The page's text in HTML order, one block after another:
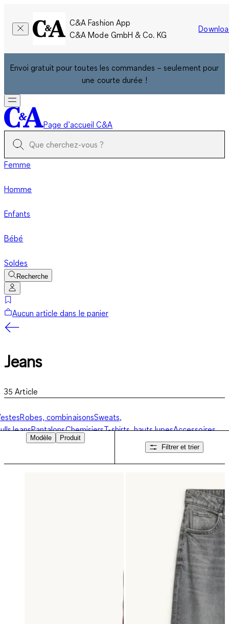
C&A Fashion App
C&A Mode GmbH & Co. KG
Envoi gratuit pour toutes les commandes – seulement pour
une courte durée !
Page d’accueil C&A
Femme
Homme
Enfants
Bébé
Soldes
Recherche
Aucun article dans le panier
Jeans
35 Article
Robes, combinaisonsSweats,
JeansPantalonsChemisiersT-shirts, hautsJupesAccessoires,
Modèle
Produit
Filtrer et trier